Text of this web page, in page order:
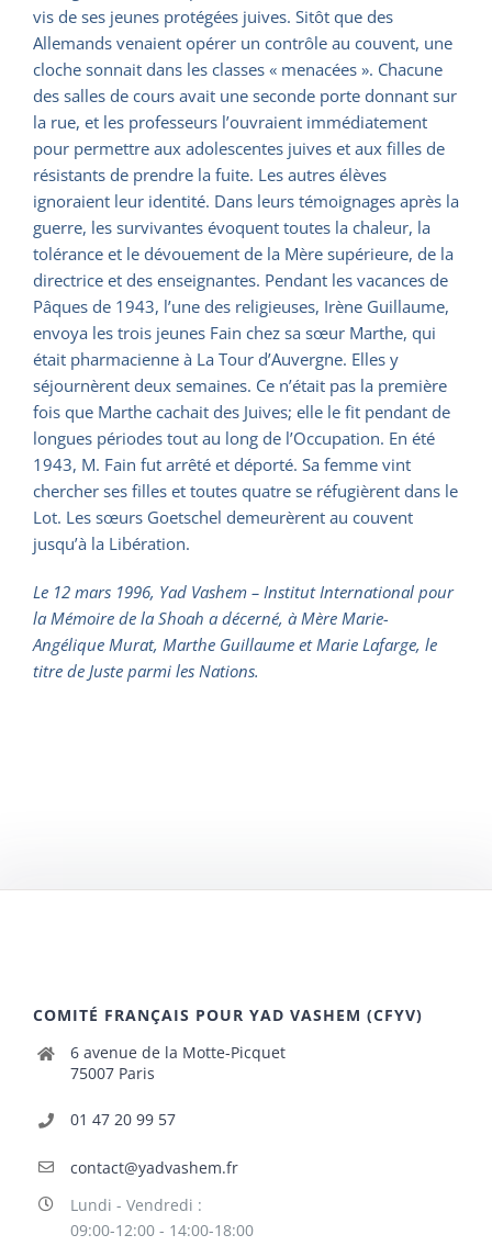
vis de ses jeunes protégées juives. Sitôt que des
Allemands venaient opérer un contrôle au couvent, une
cloche sonnait dans les classes « menacées ». Chacune
des salles de cours avait une seconde porte donnant sur
la rue, et les professeurs l’ouvraient immédiatement
pour permettre aux adolescentes juives et aux filles de
résistants de prendre la fuite. Les autres élèves
ignoraient leur identité. Dans leurs témoignages après la
guerre, les survivantes évoquent toutes la chaleur, la
tolérance et le dévouement de la Mère supérieure, de la
directrice et des enseignantes. Pendant les vacances de
Pâques de 1943, l’une des religieuses, Irène Guillaume,
envoya les trois jeunes Fain chez sa sœur Marthe, qui
était pharmacienne à La Tour d’Auvergne. Elles y
séjournèrent deux semaines. Ce n’était pas la première
fois que Marthe cachait des Juives; elle le fit pendant de
longues périodes tout au long de l’Occupation. En été
1943, M. Fain fut arrêté et déporté. Sa femme vint
chercher ses filles et toutes quatre se réfugièrent dans le
Lot. Les sœurs Goetschel demeurèrent au couvent
jusqu’à la Libération.
Le 12 mars 1996, Yad Vashem – Institut International pour
la Mémoire de la Shoah a décerné, à Mère Marie-
Angélique Murat, Marthe Guillaume et Marie Lafarge, le
titre de Juste parmi les Nations.
COMITÉ FRANÇAIS POUR YAD VASHEM (CFYV)
6 avenue de la Motte-Picquet
75007 Paris
01 47 20 99 57
contact@yadvashem.fr
Lundi - Vendredi :
09:00-12:00 - 14:00-18:00